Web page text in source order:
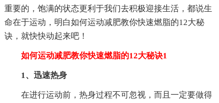
重要的，饱满的状态更利于我们去积极迎接生活，都说生
命在于运动，明白如何运动减肥教你快速燃脂的12大秘
诀，就快快动起来吧！
如何运动减肥教你快速燃脂的12大秘诀1
1、迅速热身
在进行运动前，热身过程不可忽视，而且一定要做得